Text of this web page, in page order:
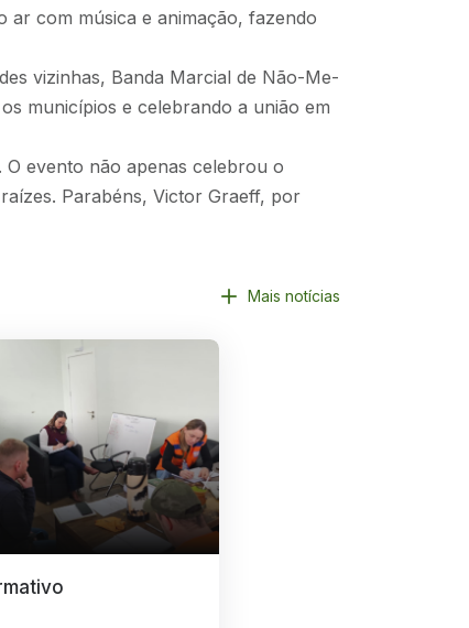
ar com música e animação, fazendo
vizinhas, Banda Marcial de Não-Me-
municípios e celebrando a união em
evento não apenas celebrou o
Parabéns, Victor Graeff, por
Mais notícias